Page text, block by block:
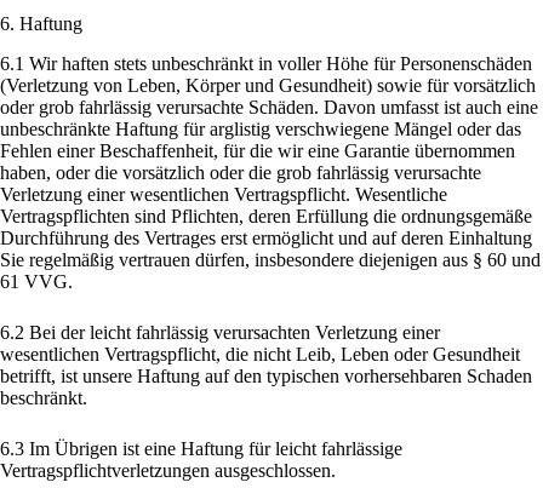
6. Haftung
6.1 Wir haften stets unbeschränkt in voller Höhe für Personenschäden
(Verletzung von Leben, Körper und Gesundheit) sowie für vorsätzlich
oder grob fahrlässig verursachte Schäden. Davon umfasst ist auch eine
unbeschränkte Haftung für arglistig verschwiegene Mängel oder das
Fehlen einer Beschaffenheit, für die wir eine Garantie übernommen
haben, oder die vorsätzlich oder die grob fahrlässig verursachte
Verletzung einer wesentlichen Vertragspflicht. Wesentliche
Vertragspflichten sind Pflichten, deren Erfüllung die ordnungsgemäße
Durchführung des Vertrages erst ermöglicht und auf deren Einhaltung
Sie regelmäßig vertrauen dürfen, insbesondere diejenigen aus § 60 und
61 VVG.
6.2 Bei der leicht fahrlässig verursachten Verletzung einer
wesentlichen Vertragspflicht, die nicht Leib, Leben oder Gesundheit
betrifft, ist unsere Haftung auf den typischen vorhersehbaren Schaden
beschränkt.
6.3 Im Übrigen ist eine Haftung für leicht fahrlässige
Vertragspflichtverletzungen ausgeschlossen.